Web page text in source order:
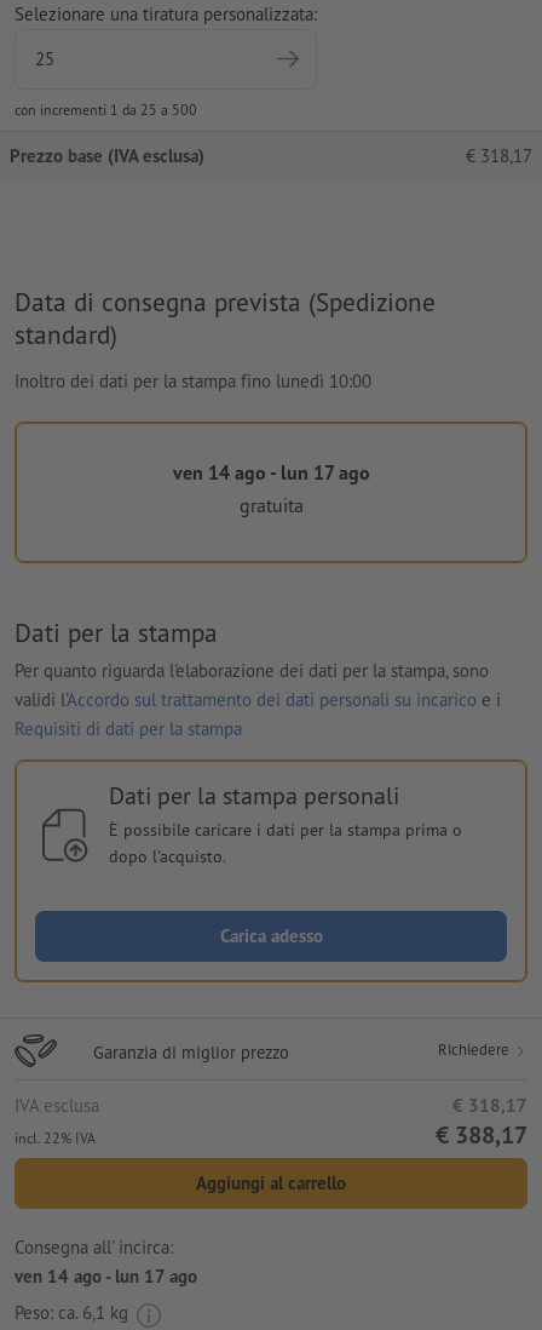
Selezionare una tiratura personalizzata:
con incrementi 1 da 25 a 500
Prezzo base (IVA esclusa) € 318,17
Data di consegna prevista (Spedizione
standard)
Inoltro dei dati per la stampa fino lunedì 10:00
ven 14 ago - lun 17 ago
gratuita
Dati per la stampa
Per quanto riguarda l'elaborazione dei dati per la stampa, sono
validi l'Accordo sul trattamento dei dati personali su incarico e i
Requisiti di dati per la stampa
Dati per la stampa personali
È possibile caricare i dati per la stampa prima o
dopo l'acquisto.
Carica adesso
Garanzia di miglior prezzo Richiedere
IVA esclusa € 318,17
incl. 22% IVA € 388,17
Aggiungi al carrello
Consegna all' incirca:
ven 14 ago - lun 17 ago
Peso: ca. 6,1 kg